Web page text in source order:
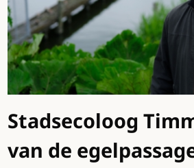
Stadsecoloog
van de